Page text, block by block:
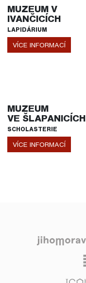
MUZEUM V
IVANČICÍCH
LAPIDÁRIUM
VÍCE INFORMACÍ
MUZEUM
VE ŠLAPANICÍCH
SCHOLASTERIE
VÍCE INFORMACÍ